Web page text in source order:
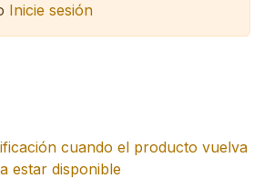
Inicie sesión
cuando el producto vuelva
a estar disponible